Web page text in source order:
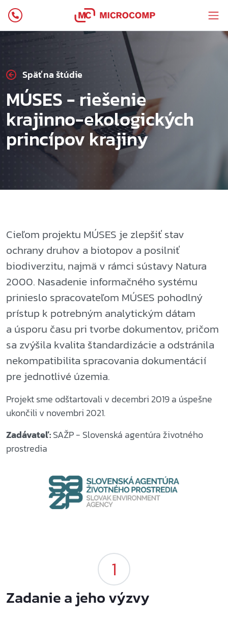
Späť na štúdie
MÚSES - riešenie
krajinno-ekologických
princípov krajiny
Cieľom projektu MÚSES je zlepšiť stav
ochrany druhov a biotopov a posilniť
biodiverzitu, najmä v rámci sústavy Natura
2000. Nasadenie informačného systému
prinieslo spracovateľom MÚSES pohodlný
prístup k potrebným analytickým dátam
a úsporu času pri tvorbe dokumentov, pričom
sa zvýšila kvalita štandardizácie a odstránila
nekompatibilita spracovania dokumentácií
pre jednotlivé územia.
Projekt sme odštartovali v decembri 2019 a úspešne
ukončili v novembri 2021.
Zadávateľ:SAŽP - Slovenská agentúra životného
prostredia
Zadanie a jeho výzvy